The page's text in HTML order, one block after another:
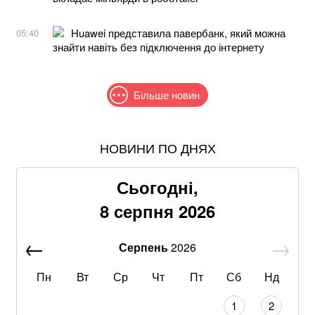
05:40
Huawei представила павербанк, який можна
знайти навіть без підключення до інтернету
Більше новин
Понад 9,2 млрд грн: що відомо про нову гучну
Зеленський та Сибіга відреагували на ухвалення
«пекельних санкцій» проти рф
Хацкевич: Гуцуляк навіть не прийшов потиснути
Хвиля похолодання накриє Україну: Діденко назвала
НОВИНИ ПО ДНЯХ
Сьогодні,
8 серпня 2026
Серпень2026
Пн
Вт Ср Чт Пт Сб Нд
1
2